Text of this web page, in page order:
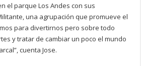
el parque Los Andes con sus
una agrupación que promueve el
para divertirnos pero sobre todo
y tratar de cambiar un poco el mundo
cuenta Jose.